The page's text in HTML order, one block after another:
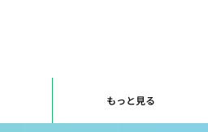
もっと見る